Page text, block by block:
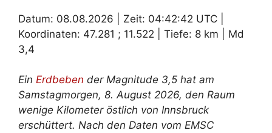
Datum: 08.08.2026 | Zeit: 04:42:42 UTC |
Koordinaten: 47.281 ; 11.522 | Tiefe: 8 km | Md
3,4
Ein Erdbeben der Magnitude 3,5 hat am
Samstagmorgen, 8. August 2026, den Raum
wenige Kilometer östlich von Innsbruck
erschüttert. Nach den Daten vom EMSC